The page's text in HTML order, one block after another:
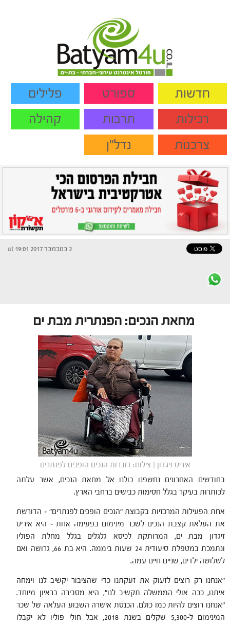
חדשות ספורט
פלילים
רכילות
תרבות
קהילה
צרכנות
נדל"ן
2 בנובמבר 2017 at 19:01
מחאת הנכים: הפנתרית מבת ים
איריס זיגדון | צילום: דוברות הנכים הופכים לפנתרים
בחודשים האחרונים נחשפנו כולנו אל מחאת הנכים, אשר עלתה
לכותרות בעיקר בגלל חסימות כבישים ברחבי הארץ.
אחת הפעילות המרכזיות בקבוצת "הנכים הופכים לפנתרים" – הדורשת
את העלאת קצבת הנכים לשכר מינימום בפעימה אחת – היא איריס
זיגדון מבת ים, המרותקת לכיסא גלגלים בגלל מחלת הפוליו
ונתמכת במטפלת סיעודית 24 שעות ביממה. היא בת 66, גרושה ואם
לשלושה ילדים, שניים חיים עמה.
"אנחנו רק רוצים לזעוק את זעקתנו כדי שהציבור יקשיב לנו וימחה
איתנו, ככה אולי הממשלה תקשיב לנו", היא מסבירה בראיון מיוחד.
"אנחנו רוצים להיות כמו כולם. הכנסת אישרה השבוע העלאה של שכר
המינימום ל-5,300 שקלים בשנת 2018, אבל חולי פוליו לא יקבלו